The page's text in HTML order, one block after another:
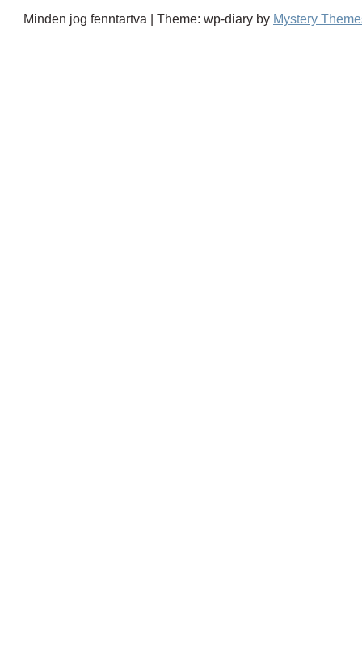
Minden jog fenntartva Theme: wp-diary by Mystery